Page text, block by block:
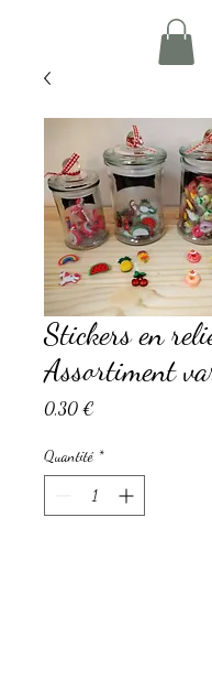
Stickers en
Assortiment
0,30 €
Quantité *